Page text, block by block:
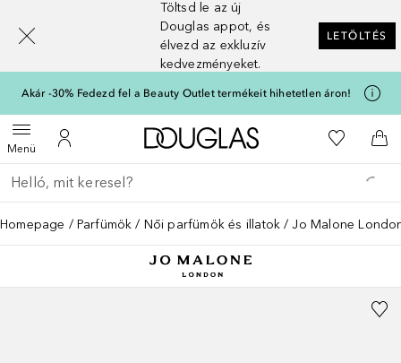
Töltsd le az új
Douglas appot, és
élvezd az exkluzív
kedvezményeket.
LETÖLTÉS
Akár -30% Fedezd fel a Beauty Outlet termékeit hihetetlen áron!
MenüMenü megnyitása
A fiókomhoz
A Douglas Főoldalra
A
Menj vissza
Keresés végrehajtása
Homepage Parfümök Női parfümök és illatok Jo Malone
[navigation.slideout.screenreader]